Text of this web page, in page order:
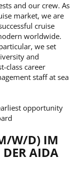
and our crew. As
market, we are
cruise
worldwide.
we set
and
class career
staff at sea
opportunity
W/D) IM
AIDA